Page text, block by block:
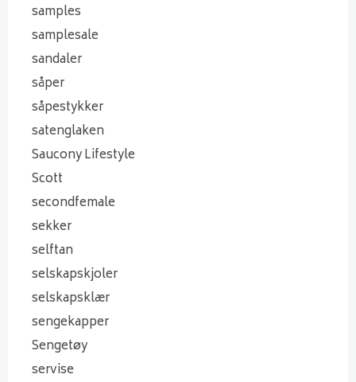
samples
samplesale
sandaler
såper
såpestykker
satenglaken
Saucony Lifestyle
Scott
secondfemale
sekker
selftan
selskapskjoler
selskapsklær
sengekapper
Sengetøy
servise